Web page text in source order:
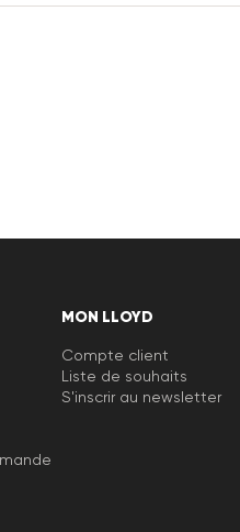
plus d'informations
MON LLOYD
Compte client
Liste de souhaits
S'inscrir au newsletter